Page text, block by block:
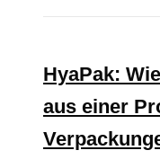
HyaPak:
aus einer